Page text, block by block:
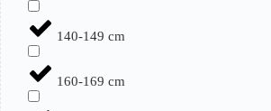
140-149 cm
160-169 cm